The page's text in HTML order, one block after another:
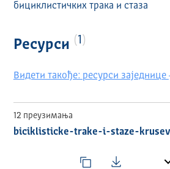
бициклистичких трака и стаза
Ресурси 1
Видети такође: ресурси заједнице
12 преузимања
biciklisticke-trake-i-staze-